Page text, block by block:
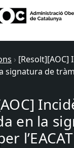
› [Resolt][AOC]
signatura de
en la
l’EACAT